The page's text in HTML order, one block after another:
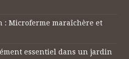
: Microferme maraîchère et
essentiel dans un jardin